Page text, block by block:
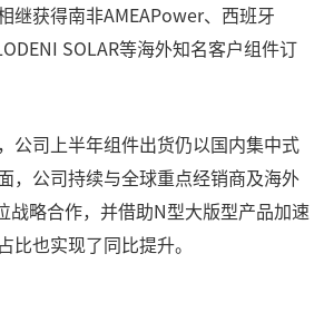
继获得南非AMEAPower、西班牙
SOLAR等海外知名客户组件订
公司上半年组件出货仍以国内集中式
，公司持续与全球重点经销商及海外
战略合作，并借助N型大版型产品加速
比也实现了同比提升。